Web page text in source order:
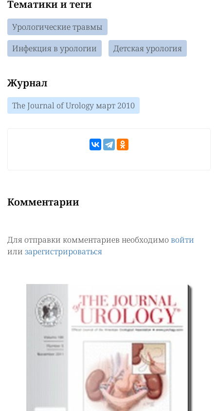
Тематики и теги
Урологические травмы
Инфекция в урологии
Детская урология
Журнал
The Journal of Urology март 2010
Комментарии
Для отправки комментариев необходимо войти
или зарегистрироваться